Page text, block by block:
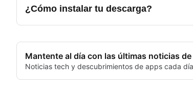
¿Cómo instalar tu descarga?
Mantente al día con las últimas noticias
Noticias tech y descubrimientos de apps cada